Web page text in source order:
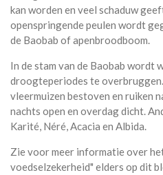
kan worden en veel schaduw
openspringende peulen wordt
de Baobab of apenbroodboom.
In de stam van de Baobab wordt
droogteperiodes te
vleermuizen bestoven en ruiken
nachts open en overdag dicht.
Karité, Néré, Acacia en Albida.
Zie voor meer informatie over
voedselzekerheid" elders op dit